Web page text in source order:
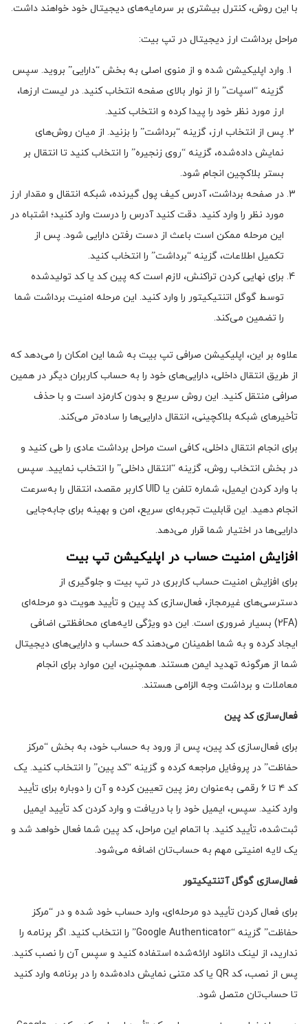
با این روش، کنترل بیشتری بر سرمایه‌های دیجیتال خود خواهند داشت.
مراحل برداشت ارز دیجیتال در تپ بیت:
وارد اپلیکیشن شده و از منوی اصلی به بخش “دارایی” بروید. سپس
گزینه “اسپات” را از نوار بالای صفحه انتخاب کنید. در لیست ارزها،
ارز مورد نظر خود را پیدا کرده و انتخاب کنید.
پس از انتخاب ارز، گزینه “برداشت” را بزنید. از میان روش‌های
نمایش داده‌شده، گزینه “روی زنجیره” را انتخاب کنید تا انتقال بر
بستر بلاکچین انجام شود.
در صفحه برداشت، آدرس کیف پول گیرنده، شبکه انتقال و مقدار ارز
مورد نظر را وارد کنید. دقت کنید آدرس را درست وارد کنید؛ اشتباه در
این مرحله ممکن است باعث از دست رفتن دارایی شود. پس از
تکمیل اطلاعات، گزینه “برداشت” را انتخاب کنید.
برای نهایی کردن تراکنش، لازم است که پین کد یا کد تولیدشده
توسط گوگل اتنتیکیتور را وارد کنید. این مرحله امنیت برداشت شما
را تضمین می‌کند.
علاوه بر این، اپلیکیشن صرافی تپ بیت به شما این امکان را می‌دهد که
از طریق انتقال داخلی، دارایی‌های خود را به حساب کاربران دیگر در همین
صرافی منتقل کنید. این روش سریع و بدون کارمزد است و با حذف
تأخیرهای شبکه بلاکچینی، انتقال دارایی‌ها را ساده‌تر می‌کند.
برای انجام انتقال داخلی، کافی است مراحل برداشت عادی را طی کنید و
در بخش انتخاب روش، گزینه “انتقال داخلی” را انتخاب نمایید. سپس
با وارد کردن ایمیل، شماره تلفن یا UID کاربر مقصد، انتقال را به‌سرعت
انجام دهید. این قابلیت تجربه‌ای سریع، امن و بهینه برای جابه‌جایی
دارایی‌ها در اختیار شما قرار می‌دهد.
افزایش امنیت حساب در اپلیکیشن تپ بیت
برای افزایش امنیت حساب کاربری در تپ بیت و جلوگیری از
دسترسی‌های غیرمجاز، فعال‌سازی کد پین و تأیید هویت دو مرحله‌ای
(2FA) بسیار ضروری است. این دو ویژگی لایه‌های محافظتی اضافی
ایجاد کرده و به شما اطمینان می‌دهند که حساب و دارایی‌های دیجیتال
شما از هرگونه تهدید ایمن هستند. همچنین، این موارد برای انجام
معاملات و برداشت وجه الزامی هستند.
فعال‌سازی کد پین
برای فعال‌سازی کد پین، پس از ورود به حساب خود، به بخش “مرکز
حفاظت” در پروفایل مراجعه کرده و گزینه “کد پین” را انتخاب کنید. یک
کد ۴ تا ۶ رقمی به‌عنوان رمز پین تعیین کرده و آن را دوباره برای تأیید
وارد کنید. سپس، ایمیل خود را با دریافت و وارد کردن کد تأیید ایمیل
ثبت‌شده، تأیید کنید. با اتمام این مراحل، کد پین شما فعال خواهد شد و
یک لایه امنیتی مهم به حساب‌تان اضافه می‌شود.
فعال‌سازی گوگل آتنتیکیتور
برای فعال کردن تأیید دو مرحله‌ای، وارد حساب خود شده و در “مرکز
حفاظت” گزینه “Google Authenticator” را انتخاب کنید. اگر برنامه را
ندارید، از لینک دانلود ارائه‌شده استفاده کنید و سپس آن را نصب کنید.
پس از نصب، کد QR یا کد متنی نمایش داده‌شده را در برنامه وارد کنید
تا حساب‌تان متصل شود.